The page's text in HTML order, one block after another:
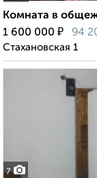
Комната в
1 600 000 ₽ 94
Стахановская 1
7